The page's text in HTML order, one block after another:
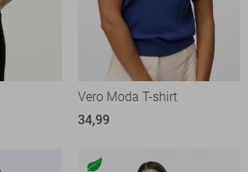
Vero Moda T-shirt
34,99